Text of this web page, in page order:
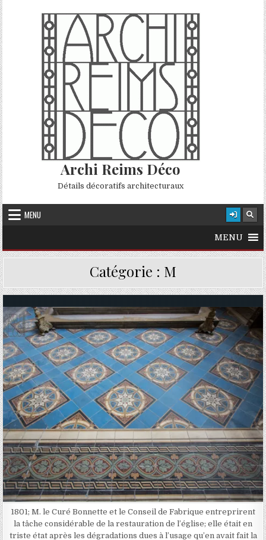
Skip to content
Archi Reims Déco
Détails décoratifs architecturaux
MENU
MENU
Catégorie : M
Posted in
1801; M. le Curé Bonnette et le Conseil de Fabrique entreprirent
la tâche considérable de la restauration de l’église; elle était en
triste état après les dégradations dues à l’usage qu’en avait fait la